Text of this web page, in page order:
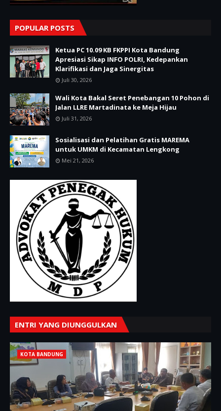
POPULAR POSTS
Ketua PC 10.09 KB FKPPI Kota Bandung
Apresiasi Sikap INFO POLRI, Kedepankan
Klarifikasi dan Jaga Sinergitas
Juli 30, 2026
Wali Kota Bakal Seret Penebangan 10 Pohon di
Jalan LLRE Martadinata ke Meja Hijau
Juli 31, 2026
Sosialisasi dan Pelatihan Gratis MAREMA
untuk UMKM di Kecamatan Lengkong
Mei 21, 2026
ENTRI YANG DIUNGGULKAN
KOTA BANDUNG